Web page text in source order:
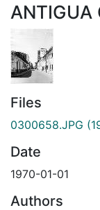
ANTIGUA
Files
0300658.JPG
Date
1970-01-01
Authors